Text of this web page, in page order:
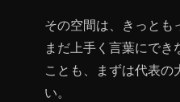
その空間は、きっとも
まだ上手く言葉にで
ことも、まずは代表の
い。